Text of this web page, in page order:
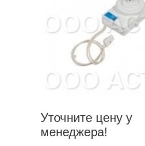
Уточните цену у
менеджера!